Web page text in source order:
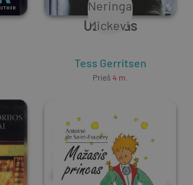
Užkratas
Tess Gerritsen
Prieš 4 m.